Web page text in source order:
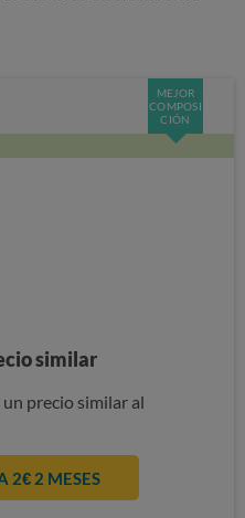
MEJOR
COMPOSI
CIÓN
similar
precio similar al
2€ 2 MESES